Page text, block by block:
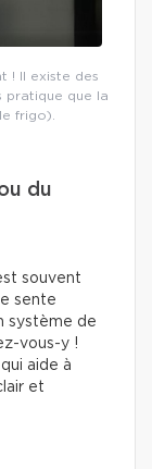
! Il existe des
pratique que la
frigo).
du
souvent
sente
système de
vous-y !
aide à
et